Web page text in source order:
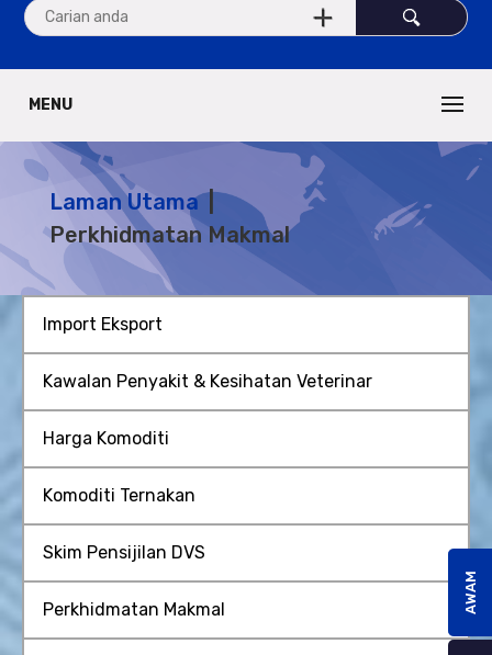
MENU
Laman Utama
Perkhidmatan Makmal
Import Eksport
Kawalan Penyakit & Kesihatan Veterinar
Harga Komoditi
Komoditi Ternakan
Skim Pensijilan DVS
Perkhidmatan Makmal AWAM